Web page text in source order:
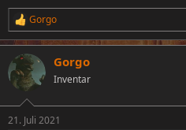
R
e
a
k
t
i
e
Gorgo
Gorgo
Inventar
21. Juli 2021